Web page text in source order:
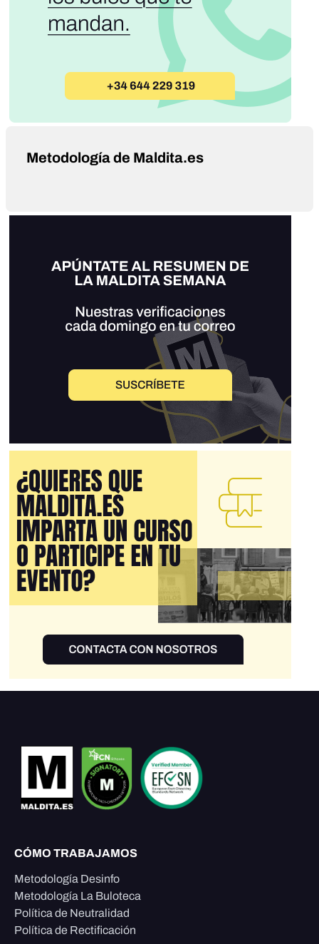
Metodología de Maldita.es
CÓMO TRABAJAMOS
Metodología Desinfo
Metodología La Buloteca
Política de Neutralidad
Política de Rectificación